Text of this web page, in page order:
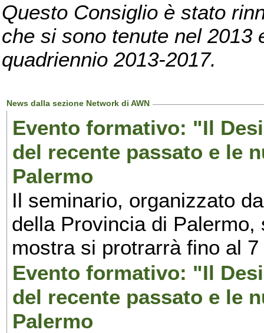
Questo Consiglio è stato
che si sono tenute nel 2013
quadriennio 2013-2017.
News dalla sezione Network di AWN
Evento formativo: "Il
del recente passato e le
Palermo
Il seminario, organizzato
della Provincia di
mostra si protrarrà fino al
Evento formativo: "Il
del recente passato e le
Palermo